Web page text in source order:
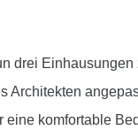
drei
Architekten
eine komfortable